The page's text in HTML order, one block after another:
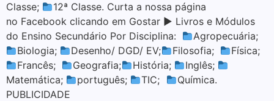
Classe;
12ª Classe. Curta a nossa página
no Facebook clicando em Gostar ▶ Livros e Módulos
do Ensino Secundário Por Disciplina:
Agropecuária;
Biologia;
Desenho/ DGD/ EV; Filosofia;
Física;
Francês;
Geografia; História;
Inglês;
Matemática;
português; TIC;
Química.
PUBLICIDADE